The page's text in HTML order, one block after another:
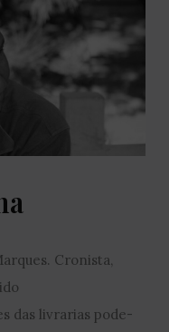
Cronista,
das livrarias pode-